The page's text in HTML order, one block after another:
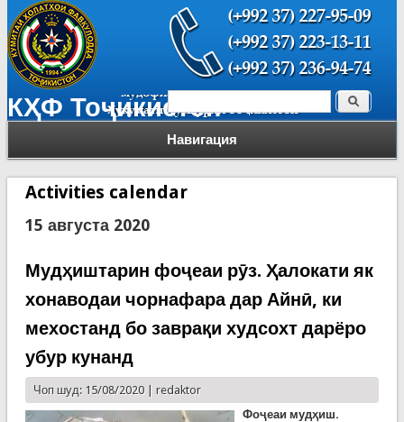
КҲФ Тоҷикистон
Навигация
Форма поиска Поиск
Activities calendar
15 августа 2020
Мудҳиштарин фоҷеаи рӯз. Ҳалокати як
хонаводаи чорнафара дар Айнӣ, ки
мехостанд бо заврақи худсохт дарёро
убур кунанд
Чоп шуд: 15/08/2020 | redaktor
Фоҷеаи мудҳиш.